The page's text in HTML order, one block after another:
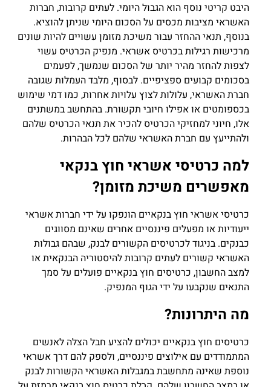
היבט קריטי נוסף הוא הגבול היומי. לעתים קרובות, חברות
האשראי מציבות מכסים על הסכום היומי שניתן להוציא.
בנוסף, תנאי ההחזר עבור משיכת מזומן עשויים להיות שונים
מרכישות רגילות בכרטיס אשראי. מנפיק הכרטיס עשוי
לצפות להחזר מהיר יותר של הסכום שנמשך, לפעמים
בסכומים קבועים ספציפיים. לבסוף, מלבד העמלות שגובה
חברת האשראי, עלולות לצוץ עלויות אחרות, כמו דמי שימוש
בכספומטים או אפילו חיובי תקשורת. בהתחשב במשתנים
אלו, חיוני למחזיקי הכרטיס להכיר את תנאי הכרטיס שלהם
ולהתייעץ עם חברת האשראי שלהם לכל הבהרות.
למה כרטיסי אשראי חוץ בנקאי
מאפשרים משיכת מזומן?
כרטיסי אשראי חוץ בנקאיים הונפקו על ידי חברות אשראי
ייעודיות או מפעלים פיננסיים אחרים שאינם מסווגים
כבנקים. בניגוד לכרטיסים הקשורים לבנק, שבהם גבולות
האשראי קשורים לעתים קרובות להיסטוריה הבנקאית או
למצב החשבון, כרטיסים חוץ בנקאיים פועלים על סמך
התנאים שנקבעו על ידי הגוף המנפיק.
מה היתרונות?
כרטיסים חוץ בנקאיים יכולים להציע חבל הצלה לאנשים
המתמודדים עם אילוצים פיננסיים, ולספק להם דרך אשראי
נוספת שאינה מתחשבת במגבלות האשראי הקשורות לבנק